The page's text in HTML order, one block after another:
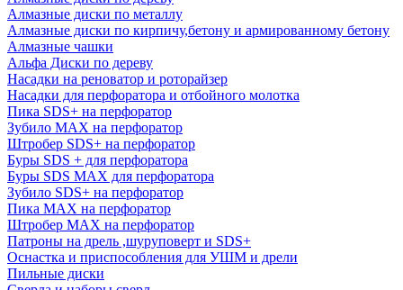
Алмазные диски по металлу
Алмазные диски по кирпичу,бетону и армированному бетону
Алмазные чашки
Альфа Диски по дереву
Насадки на реноватор и роторайзер
Насадки для перфоратора и отбойного молотка
Пика SDS+ на перфоратор
Зубило MAX на перфоратор
Штробер SDS+ на перфоратор
Буры SDS + для перфоратора
Буры SDS MAX для перфоратора
Зубило SDS+ на перфоратор
Пика MAX на перфоратор
Штробер MAX на перфоратор
Патроны на дрель ,шуруповерт и SDS+
Оснастка и приспособления для УШМ и дрели
Пильные диски